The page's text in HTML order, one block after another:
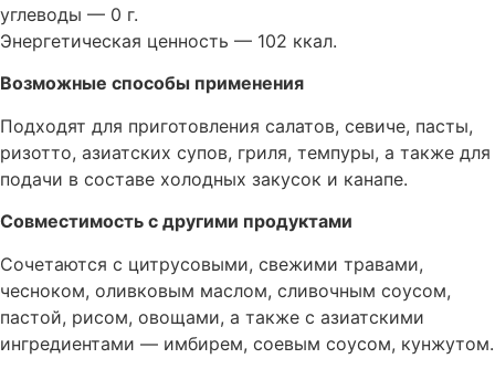
углеводы — 0 г.
Энергетическая ценность — 102 ккал.
Возможные способы применения
Подходят для приготовления салатов, севиче, пасты,
ризотто, азиатских супов, гриля, темпуры, а также для
подачи в составе холодных закусок и канапе.
Совместимость с другими продуктами
Сочетаются с цитрусовыми, свежими травами,
чесноком, оливковым маслом, сливочным соусом,
пастой, рисом, овощами, а также с азиатскими
ингредиентами — имбирем, соевым соусом, кунжутом.